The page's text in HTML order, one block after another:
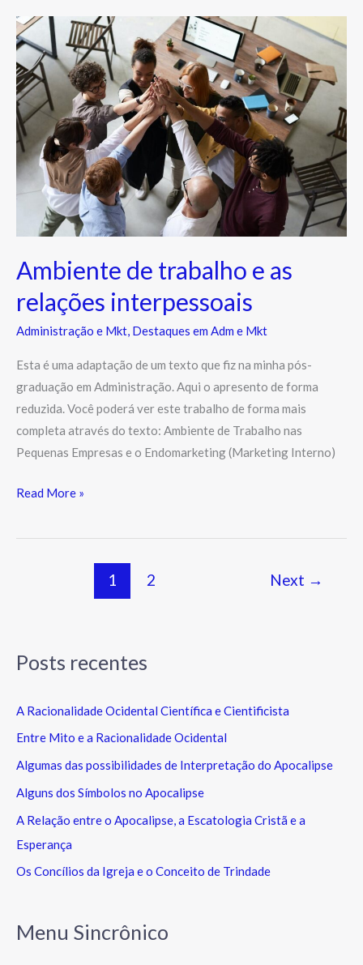
Ambiente de trabalho e as
relações interpessoais
Administração e Mkt, Destaques em Adm e Mkt
Esta é uma adaptação de um texto que fiz na minha pós-
graduação em Administração. Aqui o apresento de forma
reduzida. Você poderá ver este trabalho de forma mais
completa através do texto: Ambiente de Trabalho nas
Pequenas Empresas e o Endomarketing (Marketing Interno)
Ambiente
de
trabalho
e
as
relações
interpessoais
Read More »
1 2 Next →
Posts recentes
A Racionalidade Ocidental Científica e Cientificista
Entre Mito e a Racionalidade Ocidental
Algumas das possibilidades de Interpretação do Apocalipse
Alguns dos Símbolos no Apocalipse
A Relação entre o Apocalipse, a Escatologia Cristã e a
Esperança
Os Concílios da Igreja e o Conceito de Trindade
Menu Sincrônico